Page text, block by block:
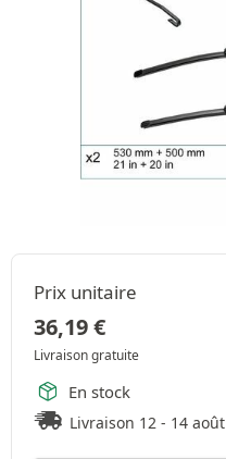
Prix unitaire
36,19€
Livraison gratuite
En stock
Livraison 12 - 14 août